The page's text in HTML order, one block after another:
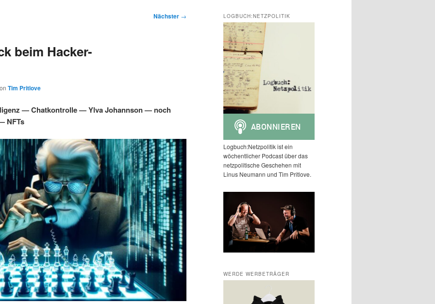
Nächster →
beim Hacker-
Tim Pritlove
— Chatkontrolle — Ylva Johannson — noch
NFTs
LOGBUCH:NETZPOLITIK
Logbuch:Netzpolitik ist ein
wöchentlicher Podcast über das
netzpolitische Geschehen mit
Linus Neumann und Tim Pritlove.
WERDE WERBETRÄGER